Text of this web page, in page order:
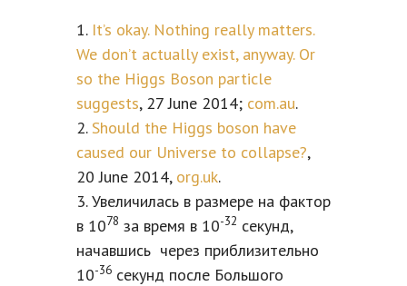
1. It’s okay. Nothing really matters.
We don’t actually exist, anyway. Or
so the Higgs Boson particle
suggests, 27 June 2014; com.au.
2. Should the Higgs boson have
caused our Universe to collapse?,
20 June 2014, org.uk.
3. Увеличилась в размере на фактор
в 1078 за время в 10-32 секунд,
начавшись через приблизительно
10-36 секунд после Большого